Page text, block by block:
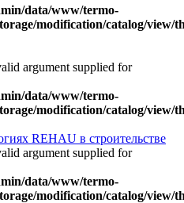
data/www/termo-
modification/catalog/view/
argument supplied for
data/www/termo-
modification/catalog/view/
REHAU в строительстве
argument supplied for
data/www/termo-
modification/catalog/view/